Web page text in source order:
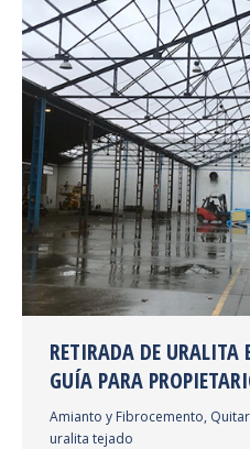
RETIRADA DE URALITA
GUÍA PARA
Amianto y Fibrocemento,
uralita tejado